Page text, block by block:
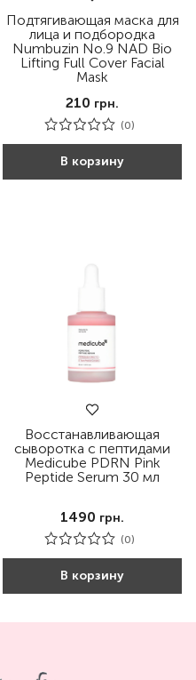
Подтягивающая маска для
лица и подбородка
Numbuzin No.9 NAD Bio
Lifting Full Cover Facial
Mask
210 грн.
(0)
В корзину
Восстанавливающая
сыворотка с пептидами
Medicube PDRN Pink
Peptide Serum 30 мл
1490 грн.
(0)
В корзину